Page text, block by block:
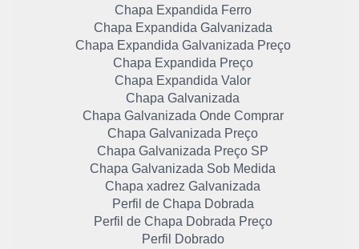
Chapa Expandida Ferro
Chapa Expandida Galvanizada
Chapa Expandida Galvanizada Preço
Chapa Expandida Preço
Chapa Expandida Valor
Chapa Galvanizada
Chapa Galvanizada Onde Comprar
Chapa Galvanizada Preço
Chapa Galvanizada Preço SP
Chapa Galvanizada Sob Medida
Chapa xadrez Galvanizada
Perfil de Chapa Dobrada
Perfil de Chapa Dobrada Preço
Perfil Dobrado